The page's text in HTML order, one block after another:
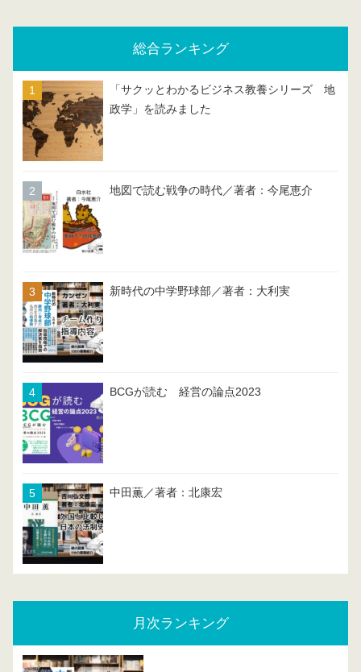
総合ランキング
「サクッとわかるビジネス教養シリーズ 地
政学」を読みました
地図で読む戦争の時代／著者：今尾恵介
新時代の中学野球部／著者：大利実
BCGが読む 経営の論点2023
中田薫／著者：北康宏
月次ランキング